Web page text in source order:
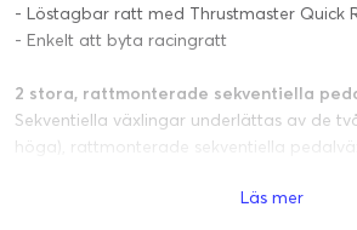
- Löstagbar ratt med Thrustmaster Quick
- Enkelt att byta racingratt
2 stora, rattmonterade sekventiella
Sekventiella växlingar underlättas av de
höga), rattmonterade sekventiella
Läs mer